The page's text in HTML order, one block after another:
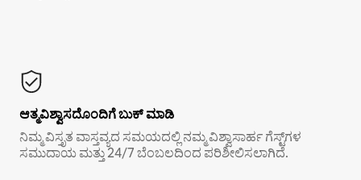
ಆತ್ಮವಿಶ್ವಾಸದೊಂದಿಗೆ ಬುಕ್ ಮಾಡಿ
ನಿಮ್ಮ ವಿಸ್ತೃತ ವಾಸ್ತವ್ಯದ ಸಮಯದಲ್ಲಿ ನಮ್ಮ ವಿಶ್ವಾಸಾರ್ಹ ಗೆಸ್ಟ್‌ಗಳ
ಸಮುದಾಯ ಮತ್ತು 24/7 ಬೆಂಬಲದಿಂದ ಪರಿಶೀಲಿಸಲಾಗಿದೆ.